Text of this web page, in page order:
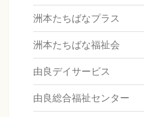
洲本たちばなプラス
洲本たちばな福祉会
由良デイサービス
由良総合福祉センター